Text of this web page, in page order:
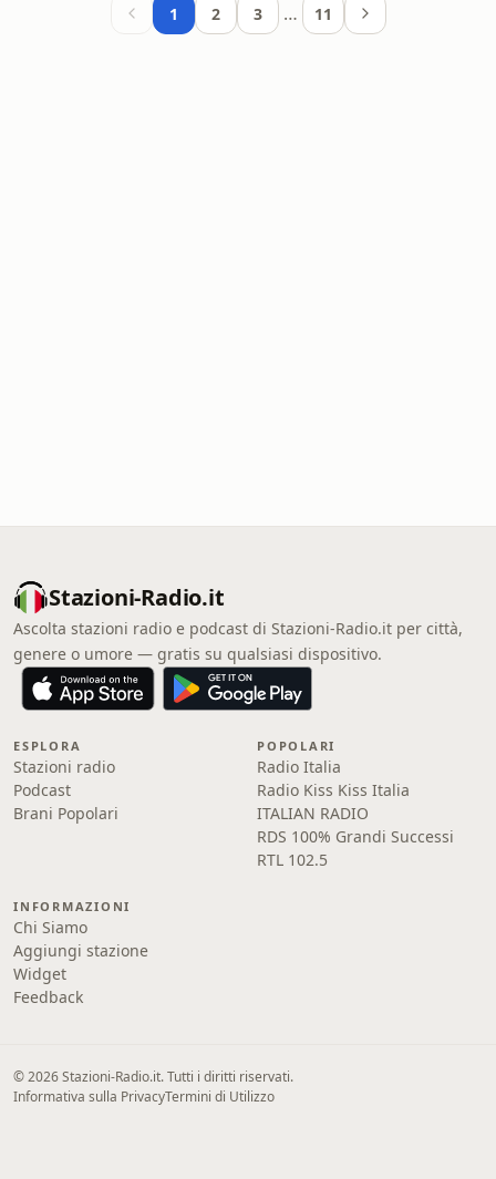
1 2 3 … 11
Stazioni-Radio.it
Ascolta stazioni radio e podcast di Stazioni-Radio.it per città,
genere o umore — gratis su qualsiasi dispositivo.
ESPLORA
Stazioni radio
Podcast
Brani Popolari
POPOLARI
Radio Italia
Radio Kiss Kiss Italia
ITALIAN RADIO
RDS 100% Grandi Successi
RTL 102.5
INFORMAZIONI
Chi Siamo
Aggiungi stazione
Widget
Feedback
© 2026 Stazioni-Radio.it. Tutti i diritti riservati.
Informativa sulla PrivacyTermini di Utilizzo